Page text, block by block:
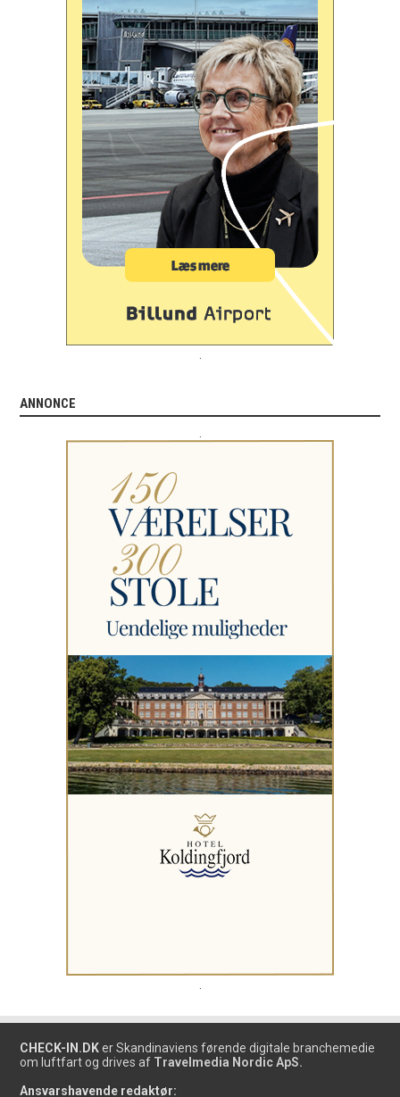
ANNONCE
CHECK-IN.DK er Skandinaviens førende digitale branchemedie
om luftfart og drives af Travelmedia Nordic ApS.
Ansvarshavende redaktør: